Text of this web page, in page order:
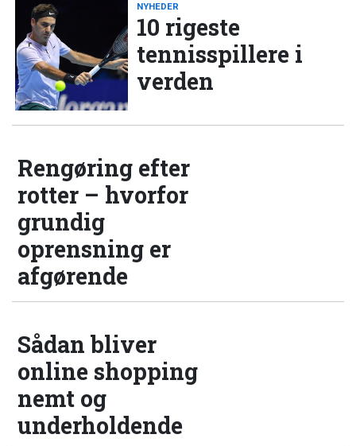
NYHEDER
10 rigeste
tennisspillere i
verden
Rengøring efter
rotter – hvorfor
grundig
oprensning er
afgørende
Sådan bliver
online shopping
nemt og
underholdende